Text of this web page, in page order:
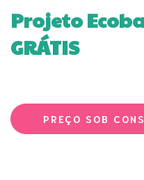
Projeto
GRÁTIS